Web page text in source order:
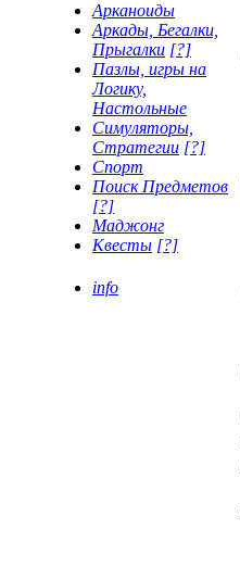
Арканоиды
Аркады, Бегалки,
Прыгалки [?]
Пазлы, игры на
Логику,
Настольные
Симуляторы,
Стратегии [?]
Спорт
Поиск Предметов
[?]
Маджонг
Квесты [?]
info